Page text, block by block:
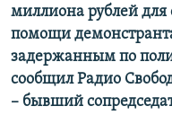
миллиона рублей
помощи
задержанным по
сообщил Радио
– бывший